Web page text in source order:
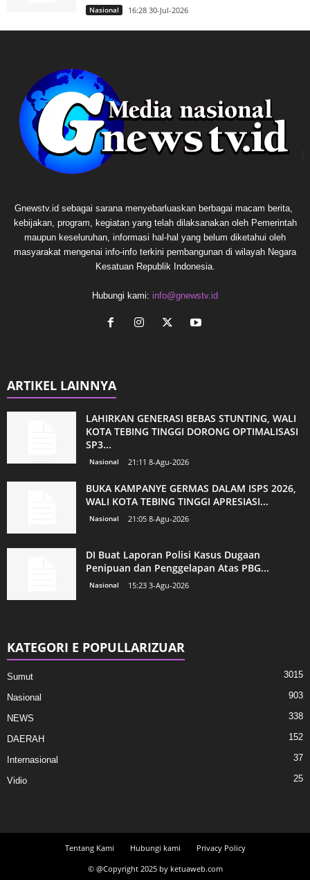
Nasional 16:28 30-Jul-2026
Gnewstv.id sebagai sarana menyebarluaskan berbagai macam berita,
kebijakan, program, kegiatan yang telah dilaksanakan oleh Pemerintah
maupun keseluruhan, informasi hal-hal yang belum diketahui oleh
masyarakat mengenai info-info terkini pembangunan di wilayah Negara
Kesatuan Republik Indonesia.
Hubungi kami: info@gnewstv.id
ARTIKEL LAINNYA
LAHIRKAN GENERASI BEBAS STUNTING, WALI
KOTA TEBING TINGGI DORONG OPTIMALISASI
SP3...
Nasional 21:11 8-Agu-2026
BUKA KAMPANYE GERMAS DALAM ISPS 2026,
WALI KOTA TEBING TINGGI APRESIASI...
Nasional 21:05 8-Agu-2026
DI Buat Laporan Polisi Kasus Dugaan
Penipuan dan Penggelapan Atas PBG...
Nasional 15:23 3-Agu-2026
KATEGORI E POPULLARIZUAR
Sumut 3015
Nasional 903
NEWS 338
DAERAH 152
Internasional 37
Vidio 25
Tentang Kami Hubungi kami
Privacy Policy
© @Copyright 2025 by ketuaweb.com